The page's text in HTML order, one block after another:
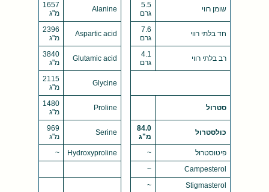
שומן רווי
5.5
גרם
Alanine
1657
מ"ג
חד בלתי רווי
7.6
גרם
Aspartic acid
2396
מ"ג
רב בלתי רווי
4.1
גרם
Glutamic acid
3840
מ"ג
Glycine
2115
מ"ג
סטרול Proline
1480
מ"ג
כולסטרול
84.0
מ"ג
Serine
969
מ"ג
פיטוסטרול
~
Hydroxyproline
~
Campesterol
~
Stigmasterol
~